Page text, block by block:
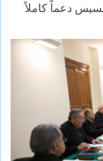
دعماً كاملاً